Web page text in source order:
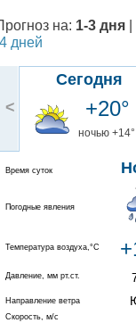
на: 1-3 дня
дней
<
Сегодня
+20°
ночью +14°
Время суток
Погодные явления
Температура воздуха,°C
Давление, мм рт.ст.
Направление ветра
Скорость, м/с